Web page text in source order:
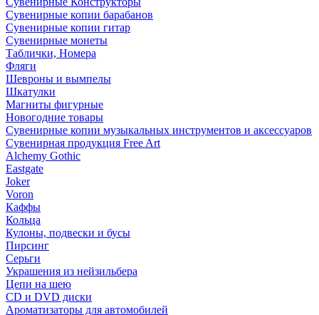
Сувенирные копии барабанов
Сувенирные копии гитар
Сувенирные монеты
Таблички, Номера
Фляги
Шевроны и вымпелы
Шкатулки
Магниты фигурные
Новогодние товары
Сувенирные копии музыкальных инструментов и аксессуаров
Сувенирная продукция Free Art
Alchemy Gothic
Eastgate
Joker
Voron
Каффы
Кольца
Кулоны, подвески и бусы
Пирсинг
Серьги
Украшения из нейзильбера
Цепи на шею
CD и DVD диски
Ароматизаторы для автомобилей